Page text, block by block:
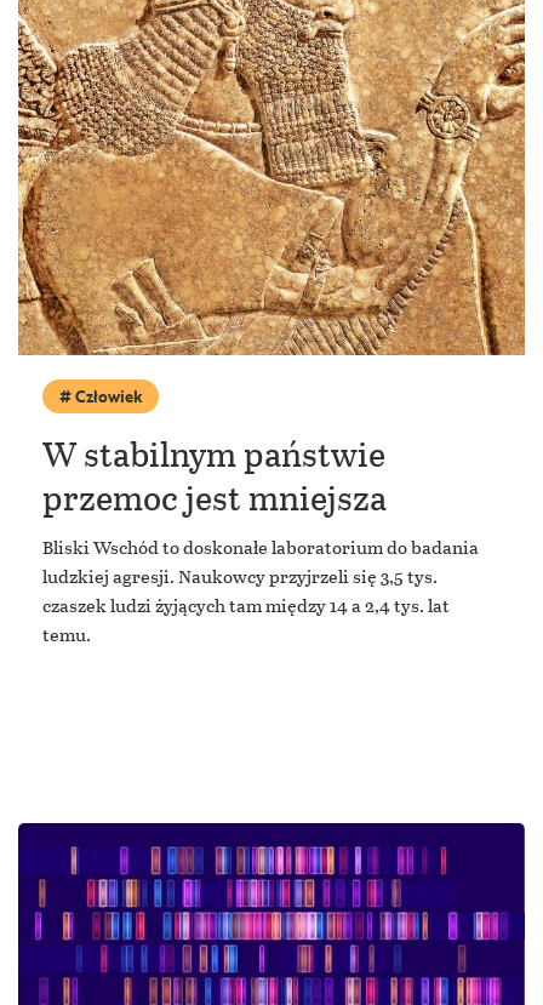
Człowiek
W stabilnym państwie
przemoc jest mniejsza
Bliski Wschód to doskonałe laboratorium do badania
ludzkiej agresji. Naukowcy przyjrzeli się 3,5 tys.
czaszek ludzi żyjących tam między 14 a 2,4 tys. lat
temu.